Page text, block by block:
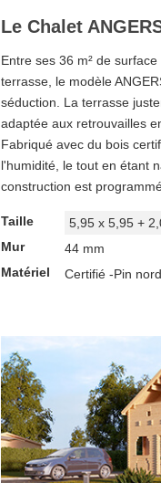
Le Chalet
Entre ses 36 m² de
terrasse, le modèle
séduction. La terrasse
adaptée aux retrouvailles
Fabriqué avec du bois
l'humidité, le tout en étant
construction est
Taille
5,95 x 5,95 +
Mur
44 mm
Matériel
Certifié -Pin